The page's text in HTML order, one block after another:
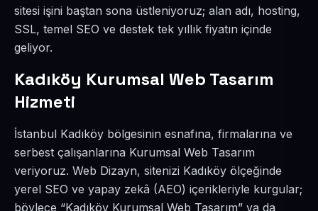
sitesi işini baştan sona üstleniyoruz; alan adı, hosting,
SSL, temel SEO ve destek tek yıllık fiyatın içinde
geliyor.
Kadıköy Kurumsal Web Tasarım
Hizmeti
İstanbul Kadıköy bölgesinin esnafına, firmalarına ve
serbest çalışanlarına Kurumsal Web Tasarım
veriyoruz. Web Dizayn, sitenizi Kadıköy ölçeğinde
yerel SEO ve yapay zekâ (AEO) içerikleriyle kurgular;
böylece “Kadıköy Kurumsal Web Tasarım” ya da